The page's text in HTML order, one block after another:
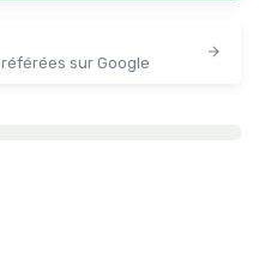
sur Google